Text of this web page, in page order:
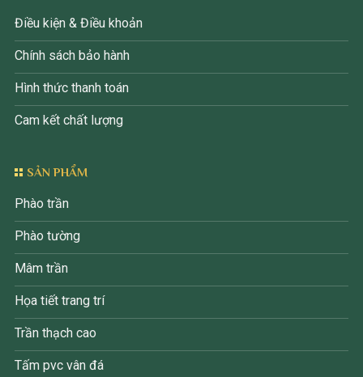
Điều kiện & Điều khoản
Chính sách bảo hành
Hình thức thanh toán
Cam kết chất lượng
SẢN PHẨM
Phào trần
Phào tường
Mâm trần
Họa tiết trang trí
Trần thạch cao
Tấm pvc vân đá